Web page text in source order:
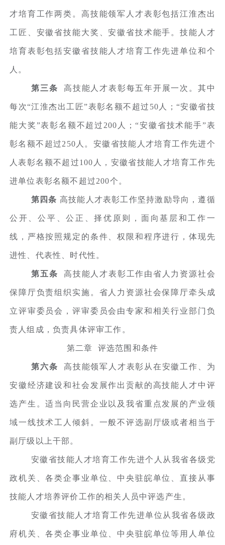
才培育工作两类。高技能领军人才表彰包括江淮杰出
工匠、安徽省技能大奖、安徽省技术能手。技能人才
培育表彰包括安徽省技能人才培育工作先进单位和个
人。
第三条 高技能人才表彰每五年开展一次。其中
每次“江淮杰出工匠”表彰名额不超过50人；“安徽省技
能大奖”表彰名额不超过200人；“安徽省技术能手”表
彰名额不超过250人。安徽省技能人才培育工作先进个
人表彰名额不超过100人，安徽省技能人才培育工作先
进单位表彰名额不超过200个。
第四条 高技能人才表彰工作坚持激励导向，遵循
公开、公平、公正、择优原则，面向基层和工作一
线，严格按照规定的条件、权限和程序进行，体现先
进性、代表性、时代性。
第五条 高技能人才表彰工作由省人力资源社会
保障厅负责组织实施。省人力资源社会保障厅牵头成
立评审委员会，评审委员会由专家和相关行业部门负
责人组成，负责具体评审工作。
第二章 评选范围和条件
第六条 高技能领军人才表彰从在安徽工作、为
安徽经济建设和社会发展作出贡献的高技能人才中评
选产生。适当向民营企业以及我省重点发展的产业领
域一线技术工人倾斜。一般不评选副厅级或者相当于
副厅级以上干部。
安徽省技能人才培育工作先进个人从我省各级党
政机关、各类企事业单位、中央驻皖单位、直接从事
技能人才培养评价工作的相关人员中评选产生。
安徽省技能人才培育工作先进单位从我省各级政
府机关、各类企事业单位、中央驻皖单位等用人单位